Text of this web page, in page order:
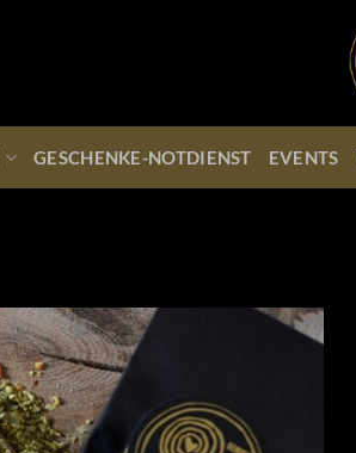
GESCHENKE-NOTDIENST EVENTS